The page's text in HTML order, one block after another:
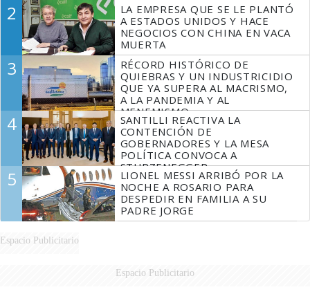
2
LA EMPRESA QUE SE LE PLANTÓ
A ESTADOS UNIDOS Y HACE
NEGOCIOS CON CHINA EN VACA
MUERTA
3
RÉCORD HISTÓRICO DE
QUIEBRAS Y UN INDUSTRICIDIO
QUE YA SUPERA AL MACRISMO,
A LA PANDEMIA Y AL
MENEMISMO
4
SANTILLI REACTIVA LA
CONTENCIÓN DE
GOBERNADORES Y LA MESA
POLÍTICA CONVOCA A
STURZENEGGER
5
LIONEL MESSI ARRIBÓ POR LA
NOCHE A ROSARIO PARA
DESPEDIR EN FAMILIA A SU
PADRE JORGE
Espacio Publicitario
Espacio Publicitario